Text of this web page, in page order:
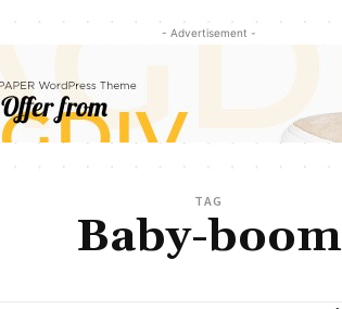
- Advertisement -
TAG
Baby-boom